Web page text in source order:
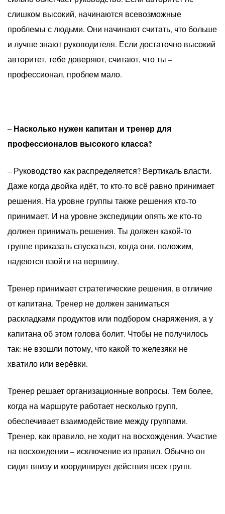
слишком высокий, начинаются всевозможные
проблемы с людьми. Они начинают считать, что больше
и лучше знают руководителя. Если достаточно высокий
авторитет, тебе доверяют, считают, что ты –
профессионал, проблем мало.
– Насколько нужен капитан и тренер для
профессионалов высокого класса?
– Руководство как распределяется? Вертикаль власти.
Даже когда двойка идёт, то кто-то всё равно принимает
решения. На уровне группы также решения кто-то
принимает. И на уровне экспедиции опять же кто-то
должен принимать решения. Ты должен какой-то
группе приказать спускаться, когда они, положим,
надеются взойти на вершину.
Тренер принимает стратегические решения, в отличие
от капитана. Тренер не должен заниматься
раскладками продуктов или подбором снаряжения, а у
капитана об этом голова болит. Чтобы не получилось
так: не взошли потому, что какой-то железяки не
хватило или верёвки.
Тренер решает организационные вопросы. Тем более,
когда на маршруте работает несколько групп,
обеспечивает взаимодействие между группами.
Тренер, как правило, не ходит на восхождения. Участие
на восхождении – исключение из правил. Обычно он
сидит внизу и координирует действия всех групп.